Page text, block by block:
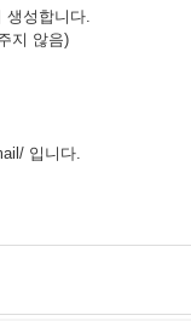
성합니다.
지 않음)
입니다.